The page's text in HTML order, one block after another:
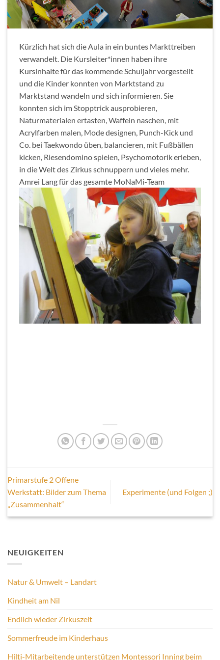
Kürzlich hat sich die Aula in ein buntes Markttreiben
verwandelt. Die Kursleiter*innen haben ihre
Kursinhalte für das kommende Schuljahr vorgestellt
und die Kinder konnten von Marktstand zu
Marktstand wandeln und sich informieren. Sie
konnten sich im Stopptrick ausprobieren,
Naturmaterialen ertasten, Waffeln naschen, mit
Acrylfarben malen, Mode designen, Punch-Kick und
Co. bei Taekwondo üben, balancieren, mit Fußbällen
kicken, Riesendomino spielen, Psychomotorik erleben,
in die Welt des Zirkus schnuppern und vieles mehr.
Amrei Lang für das gesamte MoNaMi-Team
Primarstufe 2 Offene
Werkstatt: Bilder zum Thema
„Zusammenhalt“
Experimente (und Folgen ;)
NEUIGKEITEN
Natur & Umwelt – Landart
Kindheit am Nil
Endlich wieder Zirkuszeit
Sommerfreude im Kinderhaus
Hilti-Mitarbeitende unterstützen Montessori Inning beim